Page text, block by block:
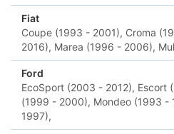
Fiat
Coupe (1993 - 2001), Croma
2016), Marea (1996 - 2006),
Ford
EcoSport (2003 - 2012), Escort
(1999 - 2000), Mondeo (1993 -
1997),